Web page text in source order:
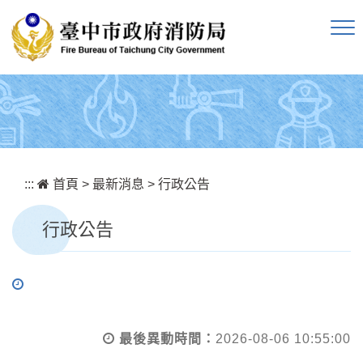
::: 首頁 > 最新消息 > 行政公告
行政公告
最後異動時間： 2026-08-06 10:55:00